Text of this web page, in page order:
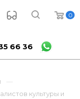
0
66 36
культуры и